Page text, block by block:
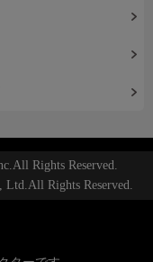
Rights Reserved.
Ltd.All Rights Reserved.